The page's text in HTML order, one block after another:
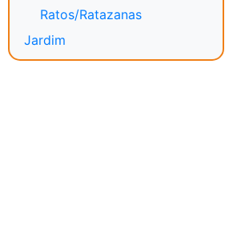
Ratos/Ratazanas
Jardim